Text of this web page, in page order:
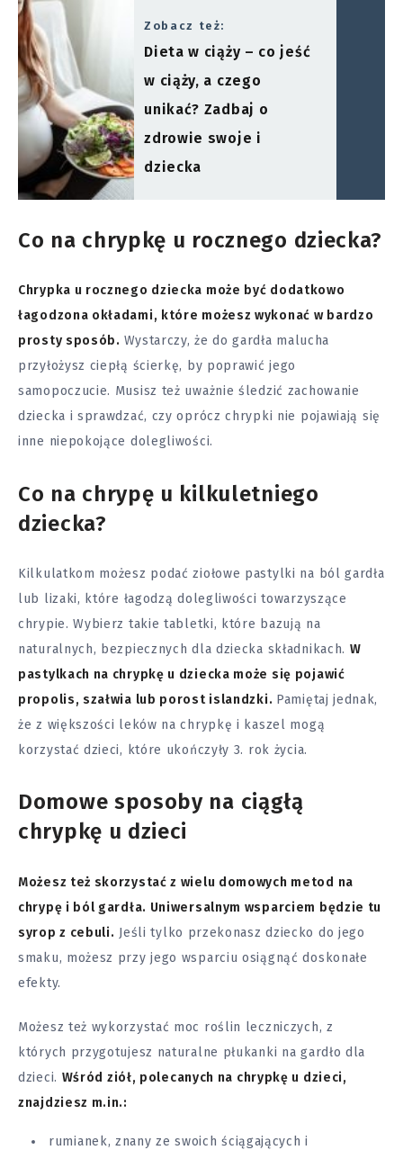
Zobacz też:
Dieta w ciąży – co jeść
w ciąży, a czego
unikać? Zadbaj o
zdrowie swoje i
dziecka
Co na chrypkę u rocznego dziecka?
Chrypka u rocznego dziecka może być dodatkowo
łagodzona okładami, które możesz wykonać w bardzo
prosty sposób. Wystarczy, że do gardła malucha
przyłożysz ciepłą ścierkę, by poprawić jego
samopoczucie. Musisz też uważnie śledzić zachowanie
dziecka i sprawdzać, czy oprócz chrypki nie pojawiają się
inne niepokojące dolegliwości.
Co na chrypę u kilkuletniego
dziecka?
Kilkulatkom możesz podać ziołowe pastylki na ból gardła
lub lizaki, które łagodzą dolegliwości towarzyszące
chrypie. Wybierz takie tabletki, które bazują na
naturalnych, bezpiecznych dla dziecka składnikach. W
pastylkach na chrypkę u dziecka może się pojawić
propolis, szałwia lub porost islandzki. Pamiętaj jednak,
że z większości leków na chrypkę i kaszel mogą
korzystać dzieci, które ukończyły 3. rok życia.
Domowe sposoby na ciągłą
chrypkę u dzieci
Możesz też skorzystać z wielu domowych metod na
chrypę i ból gardła. Uniwersalnym wsparciem będzie tu
syrop z cebuli. Jeśli tylko przekonasz dziecko do jego
smaku, możesz przy jego wsparciu osiągnąć doskonałe
efekty.
Możesz też wykorzystać moc roślin leczniczych, z
których przygotujesz naturalne płukanki na gardło dla
dzieci. Wśród ziół, polecanych na chrypkę u dzieci,
znajdziesz m.in.:
rumianek, znany ze swoich ściągających i